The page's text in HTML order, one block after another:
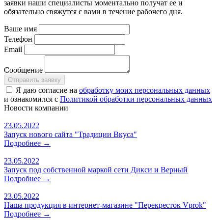
заявки наши специалисты моментально получат ее и
обязательно свяжутся с вами в течение рабочего дня.
Ваше имя
Телефон
Email
Сообщение
Я даю согласие на обработку моих персональных данных
и ознакомился с Политикой обработки персональных данных
Новости компании
23.05.2022
Запуск нового сайта "Традиции Вкуса"
Подробнее →
23.05.2022
Запуск под собственной маркой сети Дикси и Верный
Подробнее →
23.05.2022
Наша продукция в интернет-магазине "Перекресток Vprok"
Подробнее →